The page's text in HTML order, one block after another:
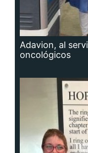
Adavion, al
oncológicos